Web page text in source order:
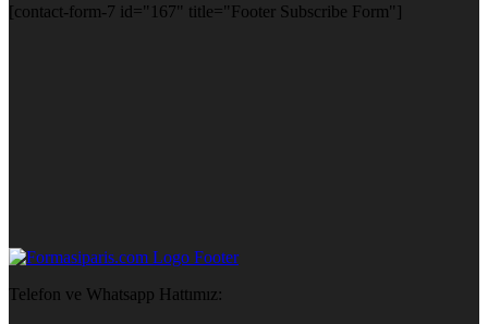
[contact-form-7 id="167" title="Footer Subscribe Form"]
Telefon ve Whatsapp Hattımız: